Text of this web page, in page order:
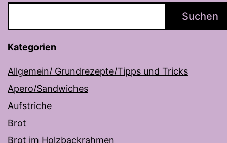
Suchen
Kategorien
Allgemein/ Grundrezepte/Tipps und Tricks
Apero/Sandwiches
Aufstriche
Brot
Brot im Holzbackrahmen